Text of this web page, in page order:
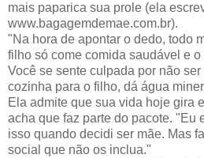
mais paparica sua prole (ela
www.bagagemdemae.com.br).
"Na hora de apontar o dedo, todo
filho só come comida saudável e
Você se sente culpada por não
cozinha para o filho, dá água
Ela admite que sua vida hoje gira
acha que faz parte do pacote. "Eu
isso quando decidi ser mãe. Mas
social que não os inclua."